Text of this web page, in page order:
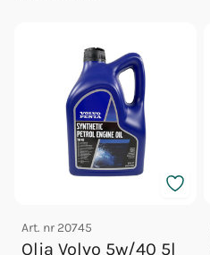
Art. nr 20745
Olja Volvo 5w/40 5l